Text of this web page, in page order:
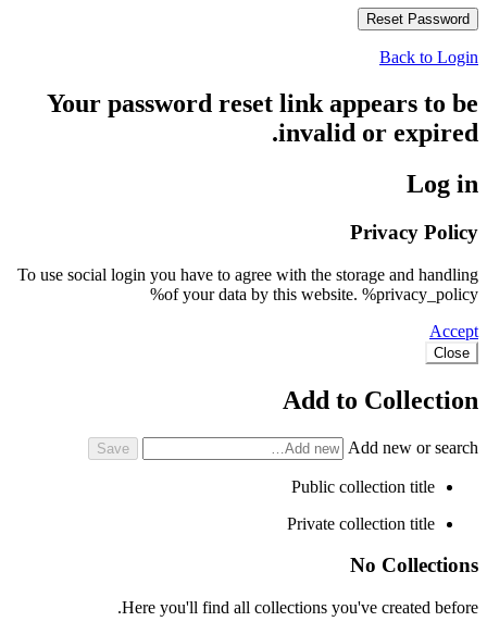
Back to Login
Your password reset link appears to be
invalid or expired.
Log in
Privacy Policy
To use social login you have to agree with the storage and handling
of your data by this website. %privacy_policy%
Accept
Close
Add to Collection
Add new or search
Public collection title
Private collection title
No Collections
Here you'll find all collections you've created before.